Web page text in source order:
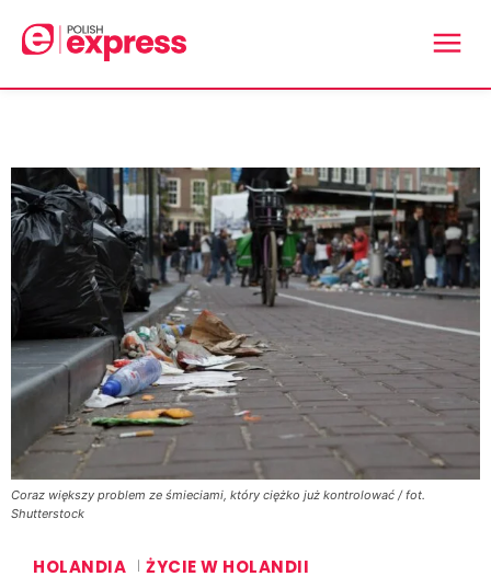
Coraz większy problem ze śmieciami, który ciężko już kontrolować / fot.
Shutterstock
HOLANDIA ŻYCIE W HOLANDII